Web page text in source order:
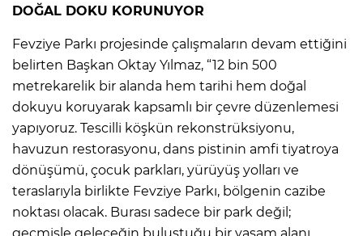
DOĞAL DOKU KORUNUYOR
Fevziye Parkı projesinde çalışmaların devam ettiğini
belirten Başkan Oktay Yılmaz, “12 bin 500
metrekarelik bir alanda hem tarihi hem doğal
dokuyu koruyarak kapsamlı bir çevre düzenlemesi
yapıyoruz. Tescilli köşkün rekonstrüksiyonu,
havuzun restorasyonu, dans pistinin amfi tiyatroya
dönüşümü, çocuk parkları, yürüyüş yolları ve
teraslarıyla birlikte Fevziye Parkı, bölgenin cazibe
noktası olacak. Burası sadece bir park değil;